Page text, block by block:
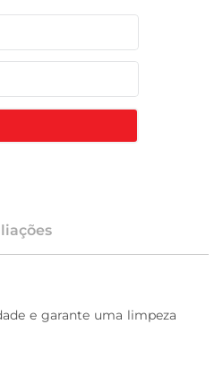
e garante uma limpeza